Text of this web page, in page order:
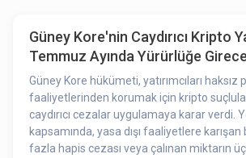
Güney Kore'nin Caydırıcı Kripto
Temmuz Ayında Yürürlüğe
Güney Kore hükümeti, yatırımcıları haksız
faaliyetlerinden korumak için kripto
caydırıcı cezalar uygulamaya karar verdi.
kapsamında, yasa dışı faaliyetlere karışan
fazla hapis cezası veya çalınan miktarın üç